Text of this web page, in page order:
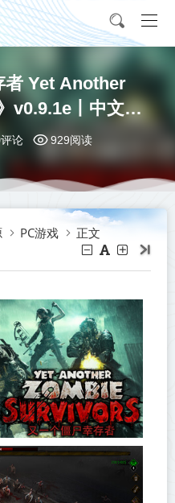
者 Yet Another
v0.9.1e丨中文版
载
论 929阅读
PC游戏 正文